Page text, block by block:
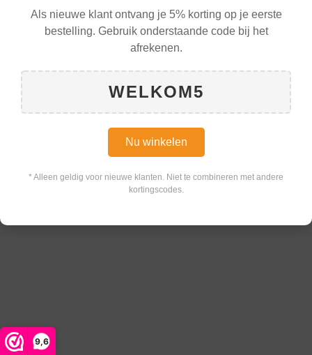
9,6
Als nieuwe klant ontvang je 5% korting op je eerste
bestelling. Gebruik onderstaande code bij het
afrekenen.
WELKOM5
Nu winkelen
* Alleen geldig voor nieuwe klanten. Niet te combineren met andere
kortingscodes.